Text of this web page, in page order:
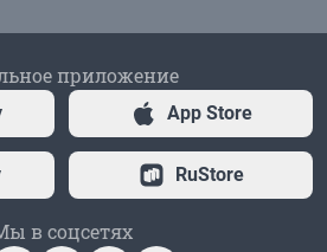
приложение
App Store
RuStore
в соцсетях